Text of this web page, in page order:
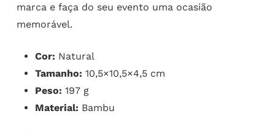
marca e faça do seu evento uma ocasião
memorável.
Cor: Natural
Tamanho: 10,5×10,5×4,5 cm
Peso: 197 g
Material: Bambu